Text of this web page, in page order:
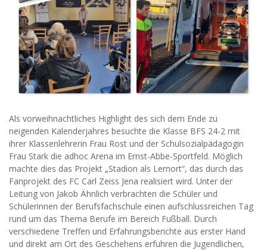
Als vorweihnachtliches Highlight des sich dem Ende zu
neigenden Kalenderjahres besuchte die Klasse BFS 24-2 mit
ihrer Klassenlehrerin Frau Rost und der Schulsozialpädagogin
Frau Stark die adhoc Arena im Ernst-Abbe-Sportfeld. Möglich
machte dies das Projekt „Stadion als Lernort“, das durch das
Fanprojekt des FC Carl Zeiss Jena realisiert wird. Unter der
Leitung von Jakob Ähnlich verbrachten die Schüler und
Schülerinnen der Berufsfachschule einen aufschlussreichen Tag
rund um das Thema Berufe im Bereich Fußball. Durch
verschiedene Treffen und Erfahrungsberichte aus erster Hand
und direkt am Ort des Geschehens erfuhren die Jugendlichen,